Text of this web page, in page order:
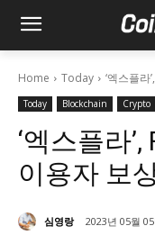
Home Today ‘엑스플라
Today Blockchain Crypto
‘엑스플라
이용자 보
심영랑 2023년 05월